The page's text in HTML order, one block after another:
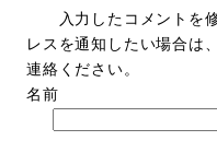
入力したコメントを修
レスを通知したい場合は、
連絡ください。
名前